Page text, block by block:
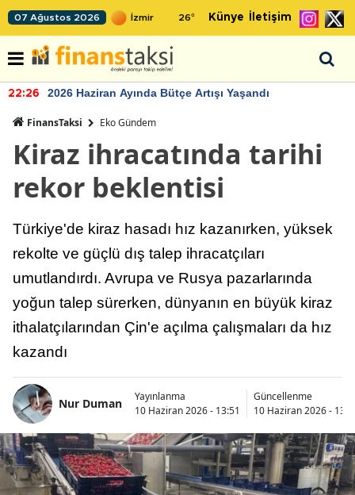
07 Ağustos 2026 26° Künye İletişim
22:26 2026 Haziran Ayında Bütçe Artışı Yaşandı
FinansTaksi Eko Gündem
Kiraz ihracatında tarihi
rekor beklentisi
Türkiye'de kiraz hasadı hız kazanırken, yüksek
rekolte ve güçlü dış talep ihracatçıları
umutlandırdı. Avrupa ve Rusya pazarlarında
yoğun talep sürerken, dünyanın en büyük kiraz
ithalatçılarından Çin'e açılma çalışmaları da hız
kazandı
Nur Duman
Yayınlanma
10 Haziran 2026 - 13:51
Güncellenme
10 Haziran 2026 -